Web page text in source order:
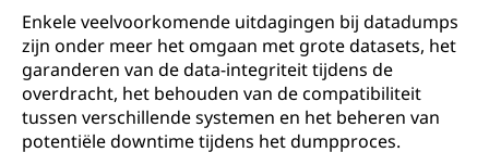
Enkele veelvoorkomende uitdagingen bij datadumps
zijn onder meer het omgaan met grote datasets, het
garanderen van de data-integriteit tijdens de
overdracht, het behouden van de compatibiliteit
tussen verschillende systemen en het beheren van
potentiële downtime tijdens het dumpproces.